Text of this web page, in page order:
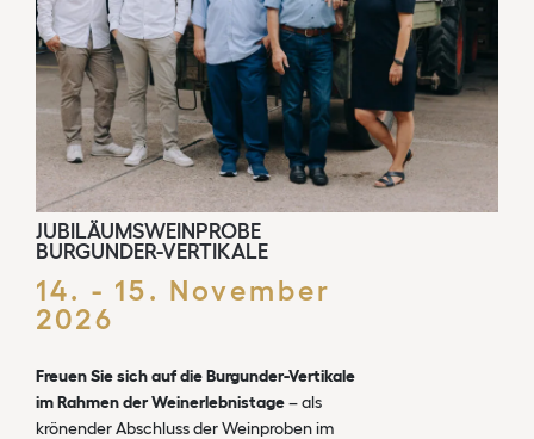
JUBILÄUMSWEINPROBE
BURGUNDER-VERTIKALE
14. - 15. November
2026
Freuen Sie sich auf die Burgunder-Vertikale
im Rahmen der Weinerlebnistage– als
krönender Abschluss der Weinproben im